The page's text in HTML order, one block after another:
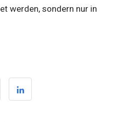
werden, sondern nur in